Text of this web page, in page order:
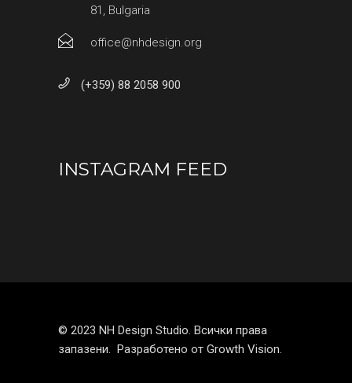
81, Bulgaria
office@nhdesign.org
(+359) 88 2058 900
INSTAGRAM FEED
© 2023 NH Design Studio. Всички права
запазени. Разработено от Growth Vision.